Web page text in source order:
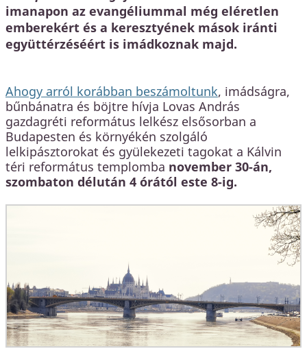
imanapon az evangéliummal még eléretlen
emberekért és a keresztyének mások iránti
együttérzéséért is imádkoznak majd.
Ahogy arról korábban beszámoltunk, imádságra,
bűnbánatra és böjtre hívja Lovas András
gazdagréti református lelkész elsősorban a
Budapesten és környékén szolgáló
lelkipásztorokat és gyülekezeti tagokat a Kálvin
téri református templomba november 30-án,
szombaton délután 4 órától este 8-ig.